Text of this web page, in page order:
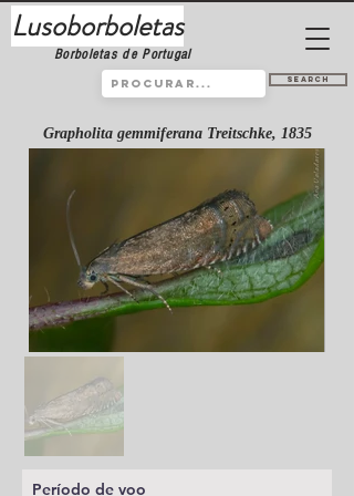
Lusoborboletas
Borboletas de Portugal
Search
Grapholita gemmiferana Treitschke, 1835
Período de voo